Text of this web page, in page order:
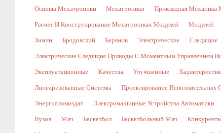
Основы Мехатроники Мехатроники Прикладная Механика
Расчет И Конструирование Мехатронных Модулей Модулей
Зимин Бродовский Баранов Электрические Следящие
Электрические Следящие Приводы С Моментным Управлением
Эксплуатационные Качества Улучшенные
Линеаризованные Системы Проектирование Исполнительных
Энергоатомиздат Электромашинные Устройства Автоматики
Вузов Мяч Баскетбол Баскетбольный Мяч